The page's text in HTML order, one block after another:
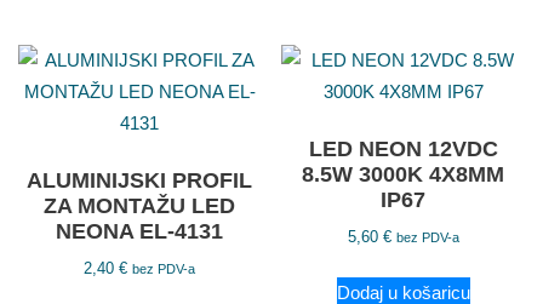
ALUMINIJSKI PROFIL
ZA MONTAŽU LED
NEONA EL-4131
2,40€ bez PDV-a
LED NEON 12VDC
8.5W 3000K 4X8MM
IP67
5,60 € bez PDV-a
Dodaj u košaricu